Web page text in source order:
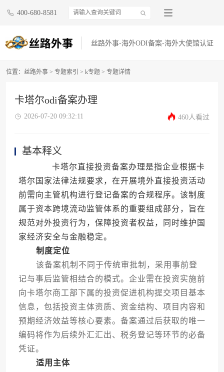
400-680-8581
丝路外事-海外ODI备案-海外大使馆认证
位置： 丝路外事 > 专题索引 > k专题 > 专题详情
卡塔尔odi备案办理
2026-07-20 09:32:11 460人看过
基本释义
卡塔尔直接投资备案办理是指企业根据卡
塔尔国家法律法规要求，在开展境外直接投资活动
前需向主管机构进行登记备案的合规程序。该制度
属于资本跨境流动监管体系的重要组成部分，旨在
规范对外投资行为，保障投资者权益，同时维护国
家经济安全与金融稳定。
制度定位
该备案机制不同于传统审批制，采用事前登
记与事后监管相结合的模式。企业需在投资实施前
向卡塔尔商工部下属的投资促进机构提交项目基本
信息，包括投资主体资质、资金结构、项目内容和
预期经济效益等核心要素。备案通过后获取的唯一
编码将作为后续外汇汇出、税务登记等环节的必备
凭证。
适用主体